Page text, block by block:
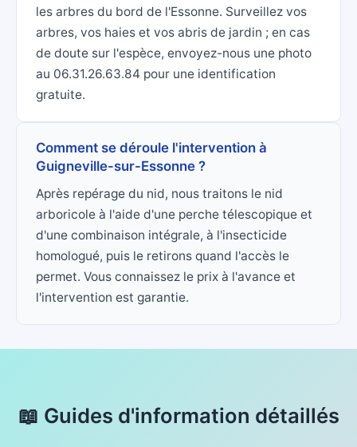
les arbres du bord de l'Essonne. Surveillez vos
arbres, vos haies et vos abris de jardin ; en cas
de doute sur l'espèce, envoyez-nous une photo
au 06.31.26.63.84 pour une identification
gratuite.
Comment se déroule l'intervention à
Guigneville-sur-Essonne ?
Après repérage du nid, nous traitons le nid
arboricole à l'aide d'une perche télescopique et
d'une combinaison intégrale, à l'insecticide
homologué, puis le retirons quand l'accès le
permet. Vous connaissez le prix à l'avance et
l'intervention est garantie.
📖 Guides d'information détaillés